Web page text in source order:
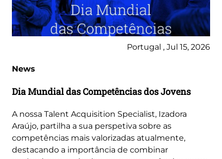
Portugal , Jul 15, 2026
News
Dia Mundial das Competências dos Jovens
A nossa Talent Acquisition Specialist, Izadora
Araújo, partilha a sua perspetiva sobre as
competências mais valorizadas atualmente,
destacando a importância de combinar